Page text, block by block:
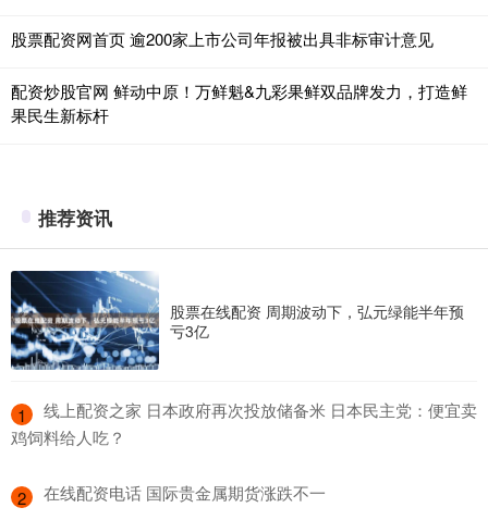
股票配资网首页 逾200家上市公司年报被出具非标审计意见
配资炒股官网 鲜动中原！万鲜魁&九彩果鲜双品牌发力，打造鲜
果民生新标杆
推荐资讯
股票在线配资 周期波动下，弘元绿能半年预
亏3亿
1
​线上配资之家 日本政府再次投放储备米 日本民主党：便宜卖
鸡饲料给人吃？
2 ​在线配资电话 国际贵金属期货涨跌不一